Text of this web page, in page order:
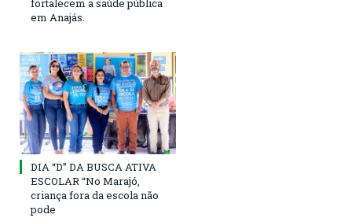
fortalecem a saúde pública
em Anajás.
DIA “D” DA BUSCA ATIVA
ESCOLAR “No Marajó,
criança fora da escola não
pode